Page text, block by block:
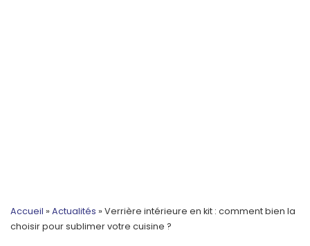
Accueil » Actualités » Verrière intérieure en kit : comment bien la
choisir pour sublimer votre cuisine ?